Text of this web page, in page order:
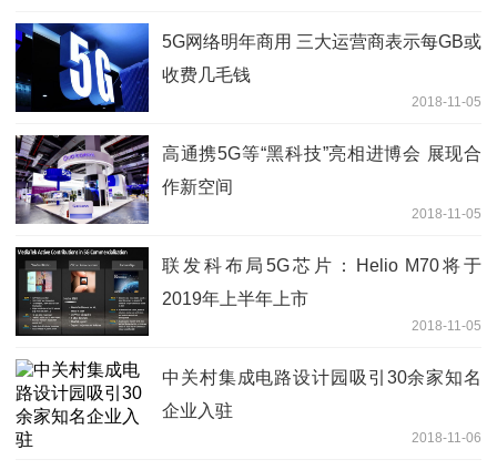
5G网络明年商用 三大运营商表示每GB或
收费几毛钱
2018-11-05
高通携5G等“黑科技”亮相进博会 展现合
作新空间
2018-11-05
联发科布局5G芯片：Helio M70将于
2019年上半年上市
2018-11-05
中关村集成电路设计园吸引30余家知名
企业入驻
2018-11-06